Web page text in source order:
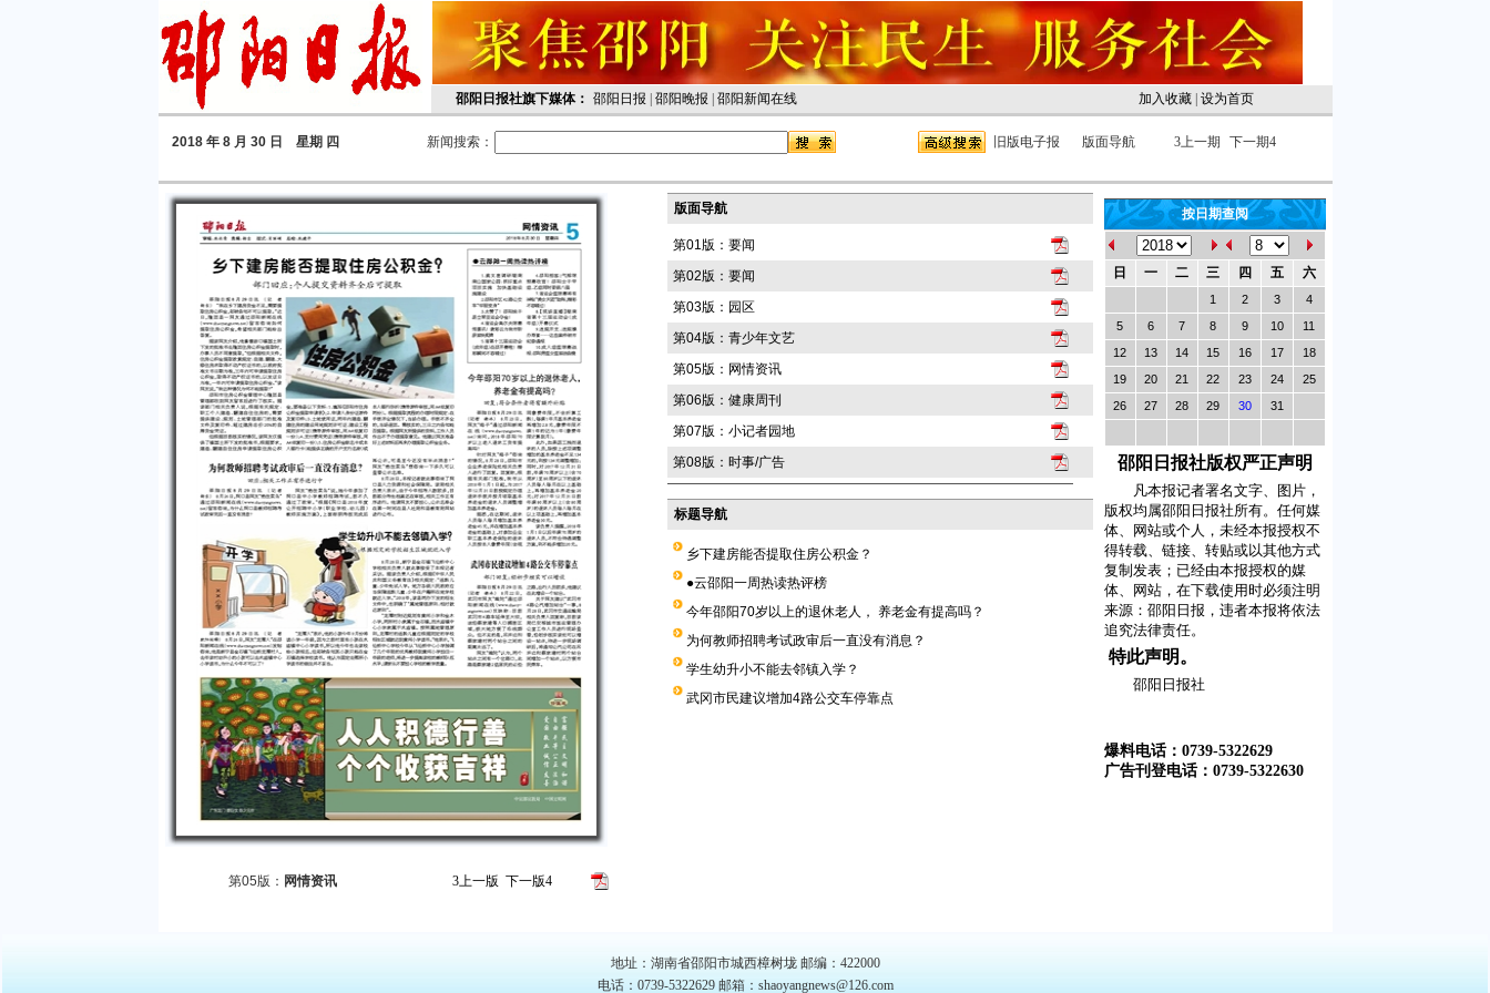
邵阳日报社旗下媒体： 邵阳日报 邵阳晚报 邵阳新闻在线 加入收藏 设为首页
2018 年 8 月 30 日 星期 四 新闻搜索： 旧版电子报 版面导航 3上一期 下一期4
第05版： 网情资讯 3上一版 下一版4
版面导航
第01版：要闻
第02版：要闻
第03版：园区
第04版：青少年文艺
第05版：网情资讯
第06版：健康周刊
第07版：小记者园地
第08版：时事/广告
标题导航
乡下建房能否提取住房公积金？
●云邵阳一周热读热评榜
今年邵阳70岁以上的退休老人， 养老金有提高吗？
为何教师招聘考试政审后一直没有消息？
学生幼升小不能去邻镇入学？
武冈市民建议增加4路公交车停靠点
按日期查阅
日 一 二 三 四 五 六
1 2 3
4
5
6 7 8 9 10
11
12
13 14 15 16 17
18
19
20 21 22 23 24
25
26
27 28 29 30 31
邵阳日报社版权严正声明
凡本报记者署名文字、图片，
版权均属邵阳日报社所有。任何媒
体、网站或个人，未经本报授权不
得转载、链接、转贴或以其他方式
复制发表；已经由本报授权的媒
体、网站，在下载使用时必须注明
来源： 邵阳日报 ，违者本报将依法
追究法律责任。
特此声明。
邵阳日报社
爆料电话：0739-5322629
广告刊登电话：0739-5322630
地址：湖南省邵阳市城西樟树垅 邮编：422000
电话：0739-5322629 邮箱：shaoyangnews@126.com